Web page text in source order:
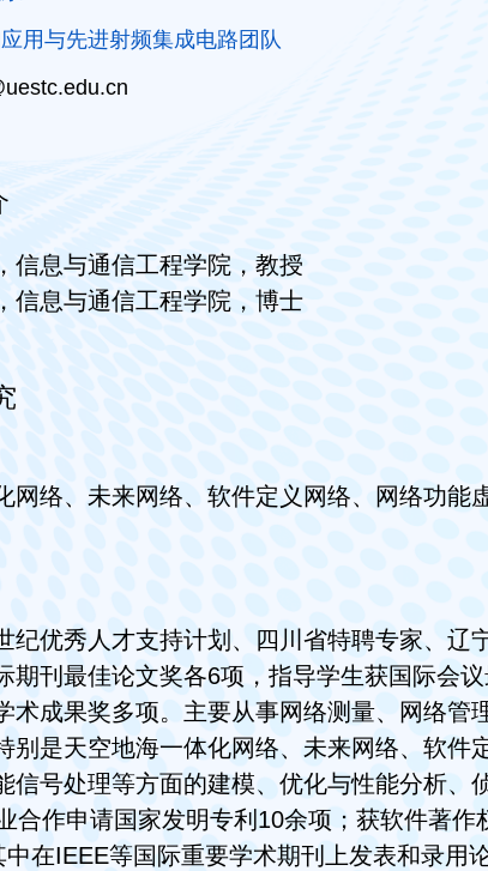
用与先进射频集成电路团队
信息与通信工程学院，教授
信息与通信工程学院，博士
网络、未来网络、软件定义网络、网络功能
纪优秀人才支持计划、四川省特聘专家、
期刊最佳论文奖各6项，指导学生获国际会
术成果奖多项。主要从事网络测量、网络管
别是天空地海一体化网络、未来网络、软件
信号处理等方面的建模、优化与性能分析、
合作申请国家发明专利10余项；获软件著
在IEEE等国际重要学术期刊上发表和录用